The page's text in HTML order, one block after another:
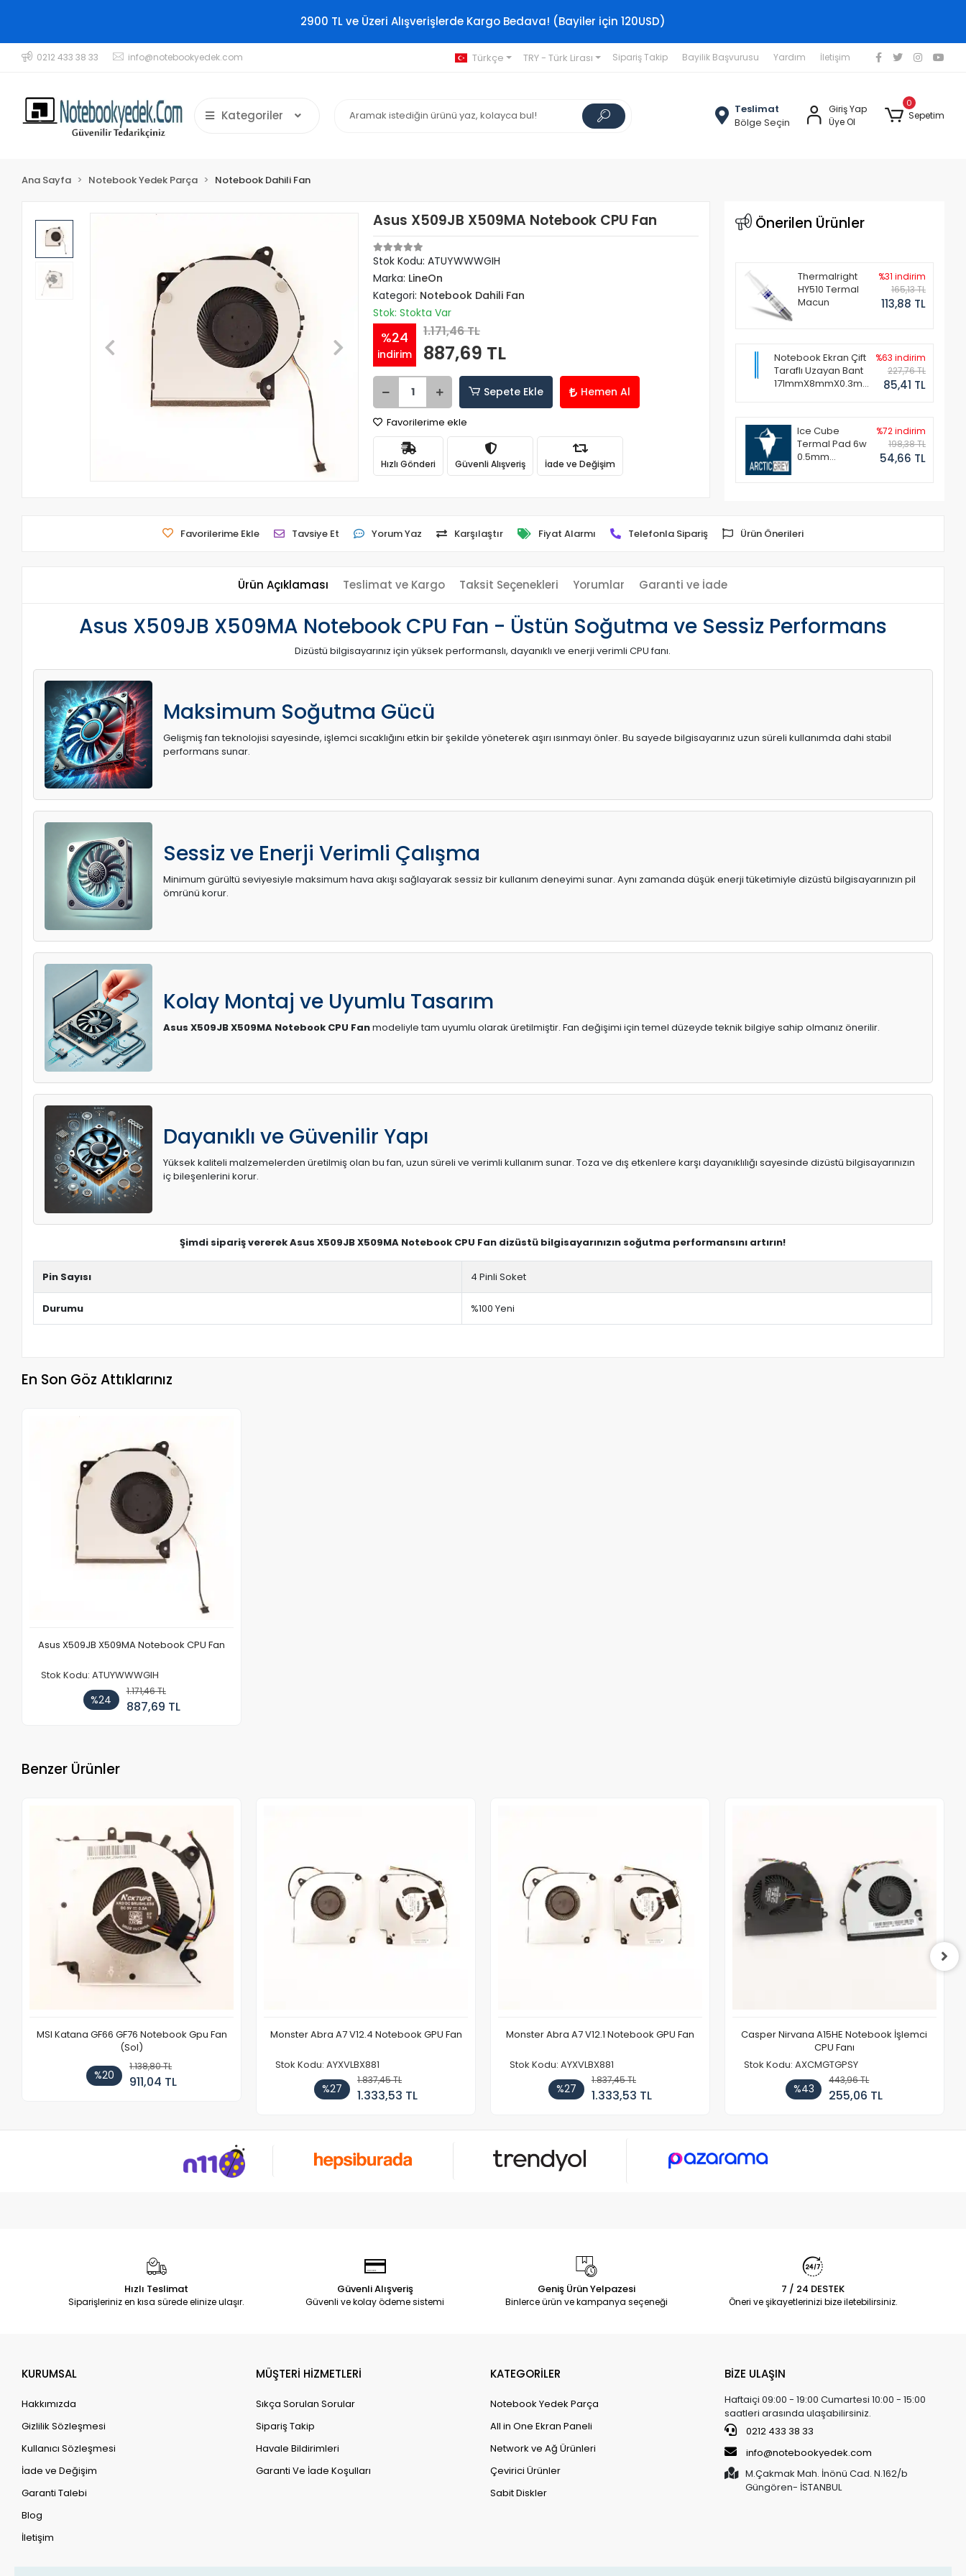
2900 TL ve Üzeri Alışverişlerde Kargo Bedava! (Bayiler için 120USD)
0212 433 38 33 info@notebookyedek.com Türkçe TRY - Türk Lirası Sipariş Takip Bayilik Başvurusu Yardım İletişim
Kategoriler
Teslimat
Bölge Seçin
Giriş Yap
Üye Ol
0
Sepetim
Ana Sayfa Notebook Yedek Parça Notebook Dahili Fan
Asus X509JB X509MA Notebook CPU Fan
Stok Kodu: ATUYWWWGIH
Marka: LineOn
Kategori: Notebook Dahili Fan
Stok: Stokta Var
%24
indirim
1.171,46 TL
887,69 TL
Sepete Ekle Hemen Al
Favorilerime ekle
Hızlı Gönderi Güvenli Alışveriş İade ve Değişim
Önerilen Ürünler
Thermalright
HY510 Termal
Macun
%31 indirim
165,13 TL
113,88 TL
Notebook Ekran Çift
Taraflı Uzayan Bant
171mmX8mmX0.3mm
%63 indirim
227,76 TL
85,41 TL
Ice Cube
Termal Pad 6w
0.5mm
%72 indirim
198,38 TL
54,66 TL
Favorilerime Ekle Tavsiye Et Yorum Yaz Karşılaştır Fiyat Alarmı Telefonla Sipariş Ürün Önerileri
Ürün Açıklaması Teslimat ve Kargo Taksit Seçenekleri Yorumlar Garanti ve İade
Asus X509JB X509MA Notebook CPU Fan - Üstün Soğutma ve Sessiz Performans
Dizüstü bilgisayarınız için yüksek performanslı, dayanıklı ve enerji verimli CPU fanı.
Maksimum Soğutma Gücü
Gelişmiş fan teknolojisi sayesinde, işlemci sıcaklığını etkin bir şekilde yöneterek aşırı ısınmayı önler. Bu sayede bilgisayarınız uzun süreli kullanımda dahi stabil
performans sunar.
Sessiz ve Enerji Verimli Çalışma
Minimum gürültü seviyesiyle maksimum hava akışı sağlayarak sessiz bir kullanım deneyimi sunar. Aynı zamanda düşük enerji tüketimiyle dizüstü bilgisayarınızın pil
ömrünü korur.
Kolay Montaj ve Uyumlu Tasarım
Asus X509JB X509MA Notebook CPU Fanmodeliyle tam uyumlu olarak üretilmiştir. Fan değişimi için temel düzeyde teknik bilgiye sahip olmanız önerilir.
Dayanıklı ve Güvenilir Yapı
Yüksek kaliteli malzemelerden üretilmiş olan bu fan, uzun süreli ve verimli kullanım sunar. Toza ve dış etkenlere karşı dayanıklılığı sayesinde dizüstü bilgisayarınızın
iç bileşenlerini korur.
Şimdi sipariş vererek Asus X509JB X509MA Notebook CPU Fan dizüstü bilgisayarınızın soğutma performansını artırın!
Pin Sayısı 4 Pinli Soket
Durumu %100 Yeni
En Son Göz Attıklarınız
Asus X509JB X509MA Notebook CPU Fan
Stok Kodu: ATUYWWWGIH
%24
1.171,46 TL
887,69 TL
Benzer Ürünler
MSI Katana GF66 GF76 Notebook Gpu Fan
(Sol)
%20
1.138,80 TL
911,04 TL
Monster Abra A7 V12.4 Notebook GPU Fan
Stok Kodu: AYXVLBX881
%27
1.837,45 TL
1.333,53 TL
Monster Abra A7 V12.1 Notebook GPU Fan
Stok Kodu: AYXVLBX881
%27
1.837,45 TL
1.333,53 TL
Casper Nirvana A15HE Notebook İşlemci
CPU Fanı
Stok Kodu: AXCMGTGPSY
%43
443,96 TL
255,06 TL
Hızlı Teslimat
Siparişleriniz en kısa sürede elinize ulaşır.
Güvenli Alışveriş
Güvenli ve kolay ödeme sistemi
Geniş Ürün Yelpazesi
Binlerce ürün ve kampanya seçeneği
7 / 24 DESTEK
Öneri ve şikayetlerinizi bize iletebilirsiniz.
KURUMSAL
Hakkımızda
Gizlilik Sözleşmesi
Kullanıcı Sözleşmesi
İade ve Değişim
Garanti Talebi
Blog
İletişim
MÜŞTERİ HİZMETLERİ
Sıkça Sorulan Sorular
Sipariş Takip
Havale Bildirimleri
Garanti Ve İade Koşulları
KATEGORİLER
Notebook Yedek Parça
All in One Ekran Paneli
Network ve Ağ Ürünleri
Çevirici Ürünler
Sabit Diskler
BİZE ULAŞIN
Haftaiçi 09:00 - 19:00 Cumartesi 10:00 - 15:00
saatleri arasında ulaşabilirsiniz.
0212 433 38 33
info@notebookyedek.com
M.Çakmak Mah. İnönü Cad. N.162/b
Güngören- İSTANBUL